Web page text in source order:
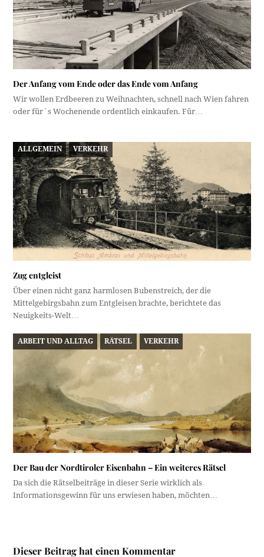
Der Anfang vom Ende oder das Ende vom Anfang
Wir wollen Erdbeeren zu Weihnachten, schnell nach Wien fahren
oder für´s Wochenende ordentlich einkaufen. Für…
ALLGEMEIN VERKEHR
Zug entgleist
Über einen nicht ganz harmlosen Bubenstreich, der die
Mittelgebirgsbahn zum Entgleisen brachte, berichtete das
Neuigkeits-Welt…
ARBEIT UND ALLTAG RÄTSEL VERKEHR
Der Bau der Nordtiroler Eisenbahn – Ein weiteres Rätsel
Da sich die Rätselbeiträge in dieser Serie wirklich als
Informationsgewinn für uns erwiesen haben, möchten…
Dieser Beitrag hat einen Kommentar